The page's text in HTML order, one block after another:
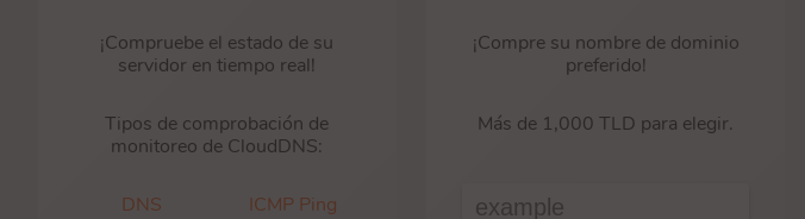
¡Compruebe el estado de su
servidor en tiempo real!
Tipos de comprobación de
monitoreo de CloudDNS:
DNS ICMP Ping
¡Compre su nombre de dominio
preferido!
Más de 1,000 TLD para elegir.